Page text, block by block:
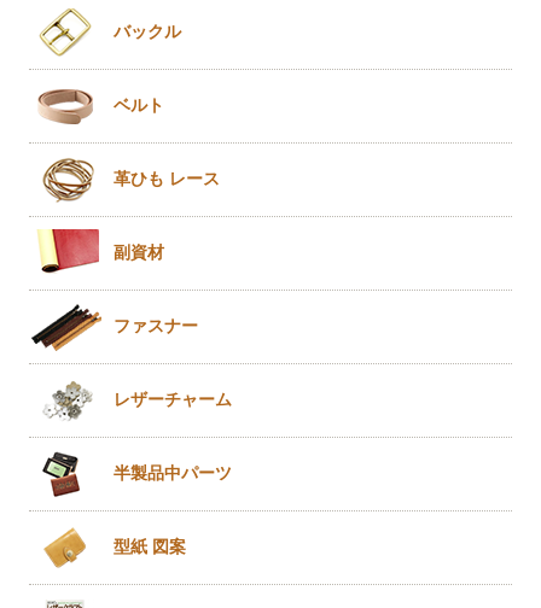
バックル
ベルト
革ひも レース
副資材
ファスナー
レザーチャーム
半製品中パーツ
型紙 図案